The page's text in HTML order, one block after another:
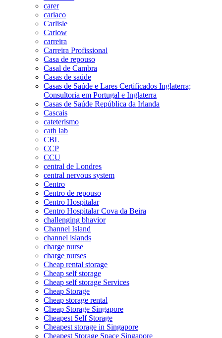
carer
cariaco
Carlisle
Carlow
carreira
Carreira Profissional
Casa de repouso
Casal de Cambra
Casas de saúde
Casas de Saúde e Lares Certificados Inglaterra;
Consultoria em Portugal e Inglaterra
Casas de Saúde República da Irlanda
Cascais
cateterismo
cath lab
CBL
CCP
CCU
central de Londres
central nervous system
Centro
Centro de repouso
Centro Hospitalar
Centro Hospitalar Cova da Beira
challenging bhavior
Channel Island
channel islands
charge nurse
charge nurses
Cheap rental storage
Cheap self storage
Cheap self storage Services
Cheap Storage
Cheap storage rental
Cheap Storage Singapore
Cheapest Self Storage
Cheapest storage in Singapore
Cheapest Storage Space Singapore